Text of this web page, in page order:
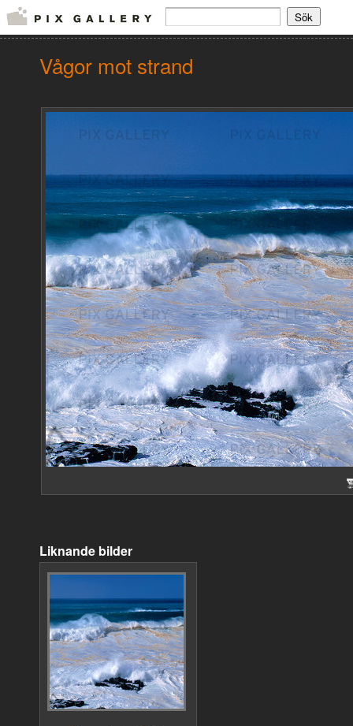
Vågor mot strand
Liknande bilder